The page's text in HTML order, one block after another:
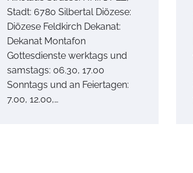
Stadt: 6780 Silbertal Diözese:
Diözese Feldkirch Dekanat:
Dekanat Montafon
Gottesdienste werktags und
samstags: 06.30, 17.00
Sonntags und an Feiertagen:
7.00, 12.00,…